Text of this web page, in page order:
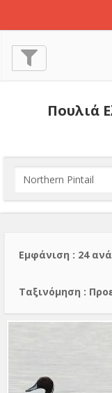
Πουλιά
Εμφάνιση : 24
Тαξινόμηση :